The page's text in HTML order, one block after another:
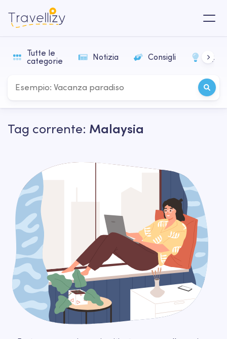
Tutte le
categorie
Notizia Consigli
Tag corrente: Malaysia